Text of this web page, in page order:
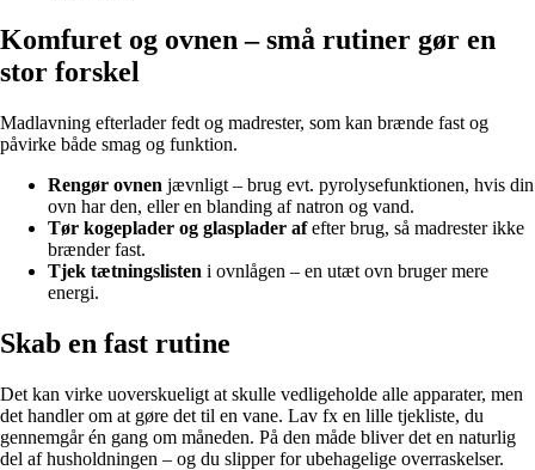
Komfuret og ovnen – små rutiner gør en
stor forskel
Madlavning efterlader fedt og madrester, som kan brænde fast og
påvirke både smag og funktion.
Rengør ovnen jævnligt – brug evt. pyrolysefunktionen, hvis din
ovn har den, eller en blanding af natron og vand.
Tør kogeplader og glasplader afefter brug, så madrester ikke
brænder fast.
Tjek tætningslisten i ovnlågen – en utæt ovn bruger mere
energi.
Skab en fast rutine
Det kan virke uoverskueligt at skulle vedligeholde alle apparater, men
det handler om at gøre det til en vane. Lav fx en lille tjekliste, du
gennemgår én gang om måneden. På den måde bliver det en naturlig
del af husholdningen – og du slipper for ubehagelige overraskelser.